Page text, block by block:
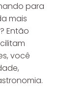
para
mais
Então
você